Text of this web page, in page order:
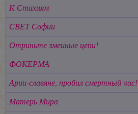
К Стихиям
СВЕТ Софии
Отриньте змеиные цепи!
ФОКЕРМА
Арии-славяне, пробил смертный час!
Матерь Мира